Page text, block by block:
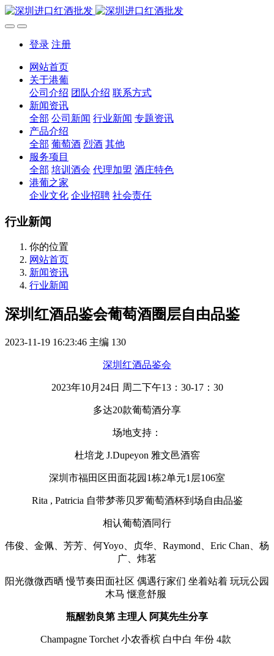
登录 注册
网站首页
关于港葡
公司介绍 团队介绍 联系方式
新闻资讯
全部 公司新闻 行业新闻 专题资讯
产品介绍
全部 葡萄酒 烈酒 其他
服务项目
全部 培训酒会 代理加盟 酒庄特色
港葡之家
企业文化 企业招聘 社会责任
行业新闻
你的位置
网站首页
新闻资讯
行业新闻
深圳红酒品鉴会​葡萄酒圈层自由品鉴
2023-11-19 16:23:46 主编 130
深圳红酒品鉴会
2023年10月24日 周二下午13：30-17：30
多达20款葡萄酒分享
场地支持：
杜培龙 J.Dupeyon 雅文邑酒窖
深圳市福田区田面花园1栋2单元1层106室
Rita , Patricia 自带梦蒂贝罗葡萄酒杯到场自由品鉴
相认葡萄酒同行
伟俊、金佩、芳芳、何Yoyo、贞华、Raymond、Eric Chan、杨
广、炜茗
阳光微微西晒 慢节奏田面社区 偶遇行家们 坐着站着 玩玩公园
木马 惬意舒服
瓶醒勃良第 主理人 阿莫先生分享
Champagne Torchet 小农香槟 白中白 年份 4款